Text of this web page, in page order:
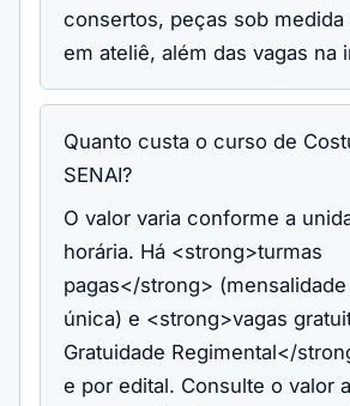
consertos, peças sob medida
em ateliê, além das vagas na
Quanto custa o curso de
SENAI?
O valor varia conforme a
horária. Há <strong>turmas
pagas</strong>
única) e <strong>vagas
Gratuidade Regimental</
e por edital. Consulte o valor